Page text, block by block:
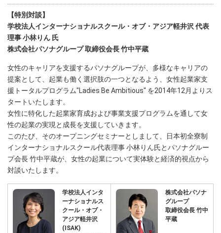
【特別対談】
学校法人インターナショナルスクール・オブ・アジア軽井沢 代表
理事 小林りん 氏
株式会社パソナグループ 取締役会長 竹中平蔵
女性のキャリアを支援するパソナグループが、多様なキャリアの
提案として、起業も働く選択肢の一つとなるよう、女性起業家支
援トータルプログラム"Ladies Be Ambitious" を2014年12月よりス
タートいたします。
女性に特化した起業家育成および事業支援プログラムを通して女
性の起業の実現と成長を支援していきます。
このたび、そのオープニングセミナーとしまして、日本初全寮制
インターナショナルスクール代表理事 小林りん氏とパソナグルー
プ会長 竹中平蔵が、女性の起業について実体験と経済的視点から
対談いたします。
学校法人インタ
ーナショナルス
クール・オブ・
アジア軽井沢
(ISAK)
株式会社パソナ
グループ
取締役会長 竹中
平蔵